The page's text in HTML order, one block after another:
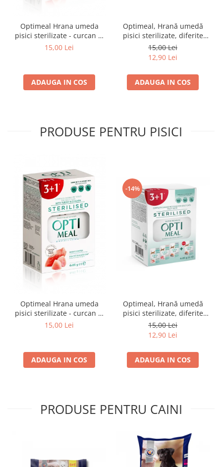
Optimeal Hrana umeda
pisici sterilizate - curcan si
pui in sos, set 3+1,
15,00 Lei
ADAUGA IN COS
Optimeal, Hrană umedă
pisici sterilizate, diferite
arome, (3+1), 0.34kg
15,00 Lei
12,90 Lei
ADAUGA IN COS
PRODUSE PENTRU PISICI
Optimeal Hrana umeda
pisici sterilizate - curcan si
pui in sos, set 3+1,
15,00 Lei
ADAUGA IN COS
-14%
Optimeal, Hrană umedă
pisici sterilizate, diferite
arome, (3+1), 0.34kg
15,00 Lei
12,90 Lei
ADAUGA IN COS
PRODUSE PENTRU CAINI